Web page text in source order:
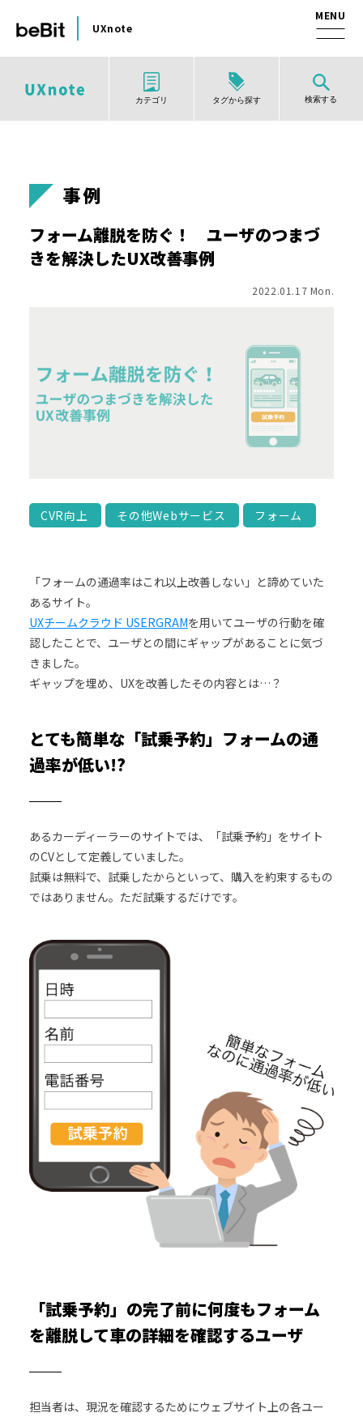
UXnote
カテゴリ タグから探す 検索する
事例
フォーム離脱を防ぐ！ ユーザのつまづ
きを解決したUX改善事例
2022.01.17 Mon.
CVR向上 その他Webサービス フォーム
「フォームの通過率はこれ以上改善しない」と諦めていた
あるサイト。
UXチームクラウド USERGRAMを用いてユーザの行動を確
認したことで、ユーザとの間にギャップがあることに気づ
きました。
ギャップを埋め、UXを改善したその内容とは…？
とても簡単な「試乗予約」フォームの通
過率が低い!?
あるカーディーラーのサイトでは、「試乗予約」をサイト
のCVとして定義していました。
試乗は無料で、試乗したからといって、購入を約束するもの
ではありません。ただ試乗するだけです。
「試乗予約」の完了前に何度もフォーム
を離脱して車の詳細を確認するユーザ
担当者は、現況を確認するためにウェブサイト上の各ユー